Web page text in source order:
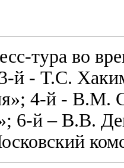
тура во
й - Т.С.
4-й -
й – В.В.